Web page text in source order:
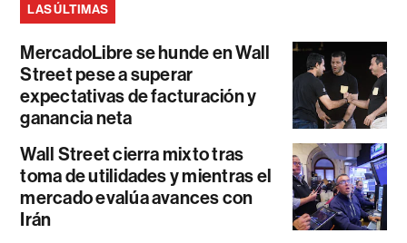
LAS ÚLTIMAS
MercadoLibre se hunde en Wall
Street pese a superar
expectativas de facturación y
ganancia neta
Wall Street cierra mixto tras
toma de utilidades y mientras el
mercado evalúa avances con
Irán